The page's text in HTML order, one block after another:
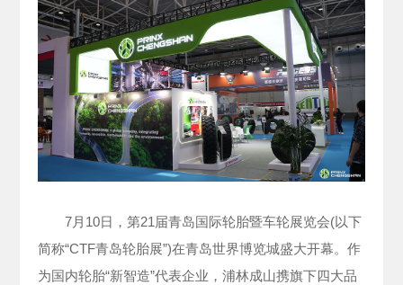
7月10日，第21届青岛国际轮胎暨车轮展览会(以下
简称“CTF青岛轮胎展”)在青岛世界博览城盛大开幕。作
为国内轮胎“新智造”代表企业，浦林成山携旗下四大品